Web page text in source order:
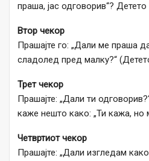
праша, јас одговорив“?
Втор чекор
Прашајте го: „Дали ме праша
сладолед пред малку?“
Трет чекор
Прашајте: „Дали ти
каже нешто како: „Ти кажа, но
Четвртиот чекор
Прашајте: „Дали изгледам